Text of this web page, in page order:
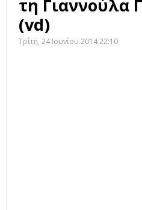
τη Γιαννούλα
(vd)
Τρίτη, 24 Ιουνίου 2014 22:10